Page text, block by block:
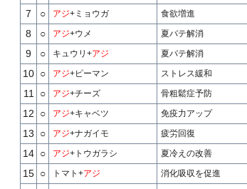
7 ○ アジ+ミョウガ 食欲増進
8 ○ アジ+ウメ 夏バテ解消
9 ○ キュウリ+アジ 夏バテ解消
10 ○ アジ+ピーマン ストレス緩和
11 ○ アジ+チーズ 骨粗鬆症予防
12 ○ アジ+キャベツ 免疫力アップ
13 ○ アジ+ナガイモ 疲労回復
14 ○ アジ+トウガラシ 夏冷えの改善
15 ○ トマト+アジ 消化吸収を促進